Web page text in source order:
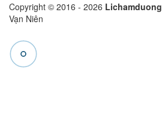
Copyright © 2016 - 2026 Lichamduong
Vạn Niên